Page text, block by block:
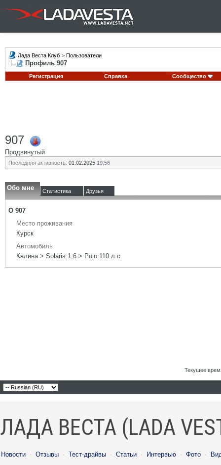
Лада Веста Клуб > Пользователи
Профиль 907
Регистрация Справка Сообщество
907
Продвинутый
Последняя активность: 01.02.2025 19:56
Обо мне Статистика Друзья
О 907
Место проживания
Курск
Автомобиль
Калина > Solaris 1,6 > Polo 110 л.с.
Текущее
ЛАДА ВЕСТА (LADA
Новости · Отзывы · Тест-драйвы · Статьи · Интервью · Фото ·